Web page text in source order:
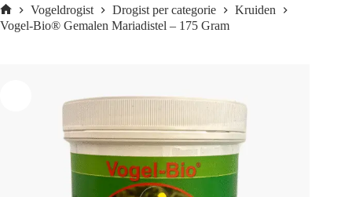
Home
Vogeldrogist Drogist per categorie
Kruiden
Vogel-Bio® Gemalen Mariadistel – 175 Gram